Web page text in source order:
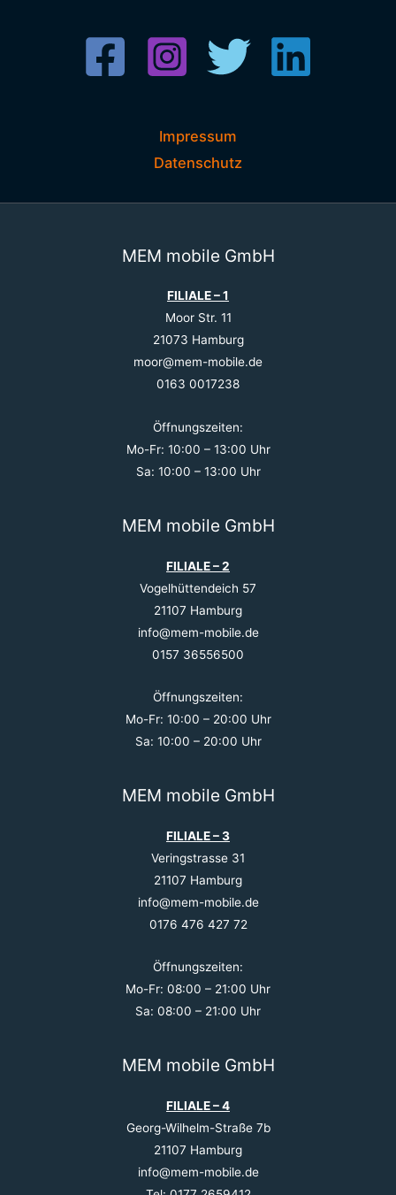
Impressum
Datenschutz
MEM mobile GmbH
FILIALE – 1
Moor Str. 11
21073 Hamburg
moor@mem-mobile.de
0163 0017238
Öffnungszeiten:
Mo-Fr: 10:00 – 13:00 Uhr
Sa: 10:00 – 13:00 Uhr
MEM mobile GmbH
FILIALE – 2
Vogelhüttendeich 57
21107 Hamburg
info@mem-mobile.de
0157 36556500
Öffnungszeiten:
Mo-Fr: 10:00 – 20:00 Uhr
Sa: 10:00 – 20:00 Uhr
MEM mobile GmbH
FILIALE – 3
Veringstrasse 31
21107 Hamburg
info@mem-mobile.de
0176 476 427 72
Öffnungszeiten:
Mo-Fr: 08:00 – 21:00 Uhr
Sa: 08:00 – 21:00 Uhr
MEM mobile GmbH
FILIALE – 4
Georg-Wilhelm-Straße 7b
21107 Hamburg
info@mem-mobile.de